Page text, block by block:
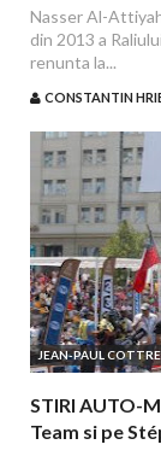
Nasser Al-
din 2013 a
renunta la...
CONSTANTIN
JEAN-PAUL
STIRI AUTO-
Team si pe